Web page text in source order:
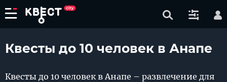
Квесты до 10 человек в Анапе
Квесты до 10 человек в Анапе – развлечение для